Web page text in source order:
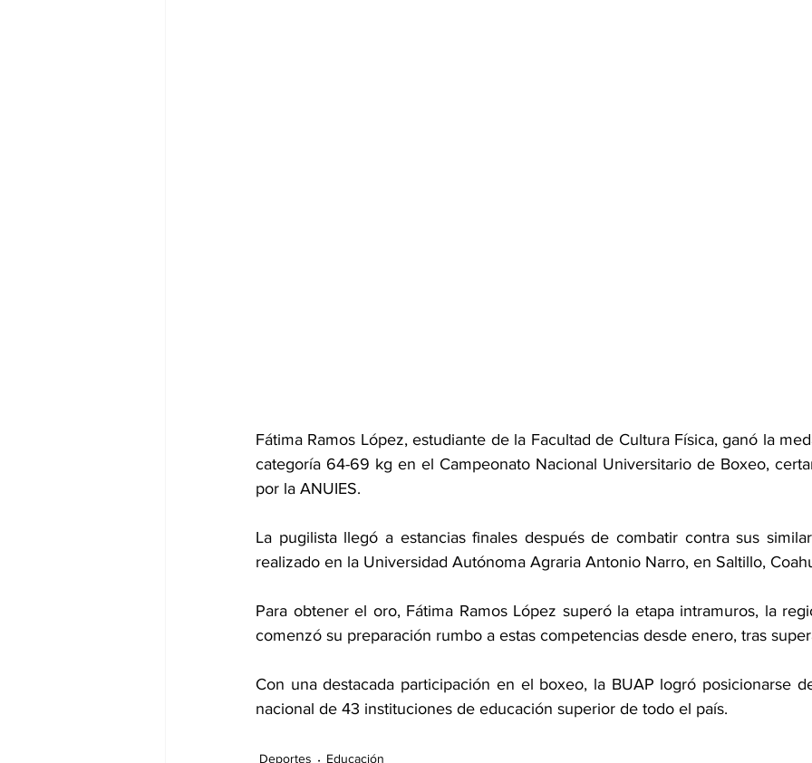
Fátima Ramos López, estudiante de la Facultad de Cultura Física, ganó la
categoría 64-69 kg en el Campeonato Nacional Universitario de Boxeo,
por la ANUIES.
La pugilista llegó a estancias finales después de combatir contra sus
realizado en la Universidad Autónoma Agraria Antonio Narro, en Saltillo,
Para obtener el oro, Fátima Ramos López superó la etapa intramuros, la
comenzó su preparación rumbo a estas competencias desde enero, tras
Con una destacada participación en el boxeo, la BUAP logró posicionarse
nacional de 43 instituciones de educación superior de todo el país.
Deportes Educación